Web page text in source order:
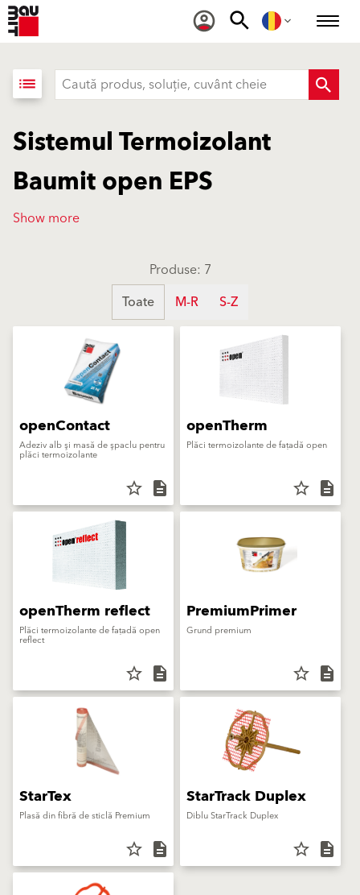
list
Sistemul Termoizolant
Baumit open EPS
Show more
Produse: 7
Toate
M-R S-Z
openContact
Adeziv alb şi masă de şpaclu pentru
plăci termoizolante
star_border description
openTherm
Plăci termoizolante de fațadă open
star_border description
openTherm reflect
Plăci termoizolante de fațadă open
reflect
star_border description
PremiumPrimer
Grund premium
star_border description
StarTex
Plasă din fibră de sticlă Premium
star_border description
StarTrack Duplex
Diblu StarTrack Duplex
star_border description